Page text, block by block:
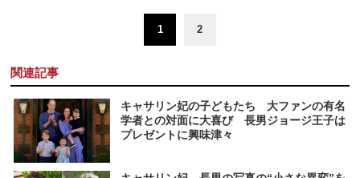
1 2
関連記事
キャサリン妃の子どもたち 大ファンの有名
学者との対面に大喜び 長男ジョージ王子は
プレゼントに興味津々